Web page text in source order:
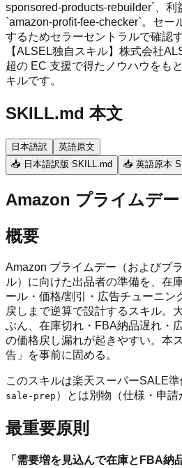
sponsored-products-rebuilder`、利
`amazon-profit-fee-checker`。セー
するためセラーセントラルで確認
【ALSEL独自スキル】株式会社
超の EC 支援で得たノウハウをも
キルです。
SKILL.md 本文
日本語訳
英語原文
📥 日本語訳版 SKILL.md
📥 英語原本
Amazon プライムデ
概要
Amazon プライムデー（およびプ
ル）に向けた出品者の準備を、在
ール・価格/割引・広告チューニン
戻しまで逆算で設計するスキル。
ぶん、在庫切れ・FBA納品遅れ・
の価格戻し漏れが起きやすい。本
告」を事前に固める。
このスキルは楽天スーパーSALE準
sale-prep ）とは別物（仕様・申請
最重要原則
「需要増を見込んで在庫とFBA納